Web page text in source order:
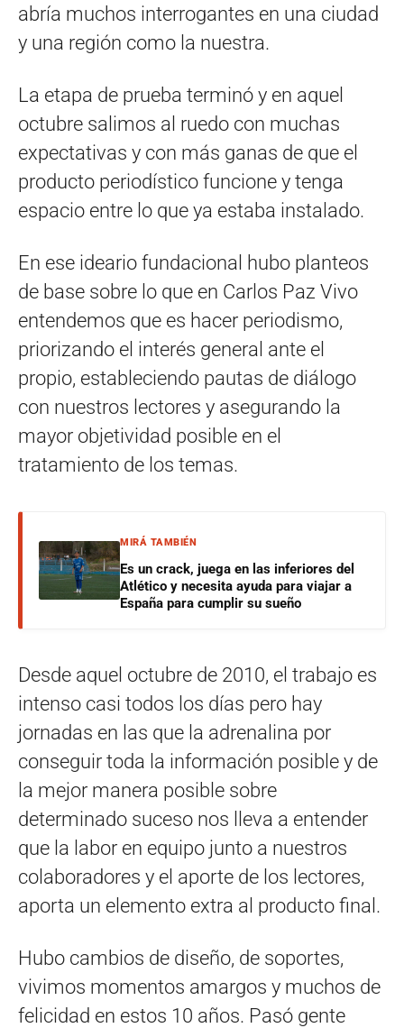
abría muchos interrogantes en una ciudad
y una región como la nuestra.
La etapa de prueba terminó y en aquel
octubre salimos al ruedo con muchas
expectativas y con más ganas de que el
producto periodístico funcione y tenga
espacio entre lo que ya estaba instalado.
En ese ideario fundacional hubo planteos
de base sobre lo que en Carlos Paz Vivo
entendemos que es hacer periodismo,
priorizando el interés general ante el
propio, estableciendo pautas de diálogo
con nuestros lectores y asegurando la
mayor objetividad posible en el
tratamiento de los temas.
MIRÁ TAMBIÉN
Es un crack, juega en las inferiores del
Atlético y necesita ayuda para viajar a
España para cumplir su sueño
Desde aquel octubre de 2010, el trabajo es
intenso casi todos los días pero hay
jornadas en las que la adrenalina por
conseguir toda la información posible y de
la mejor manera posible sobre
determinado suceso nos lleva a entender
que la labor en equipo junto a nuestros
colaboradores y el aporte de los lectores,
aporta un elemento extra al producto final.
Hubo cambios de diseño, de soportes,
vivimos momentos amargos y muchos de
felicidad en estos 10 años. Pasó gente